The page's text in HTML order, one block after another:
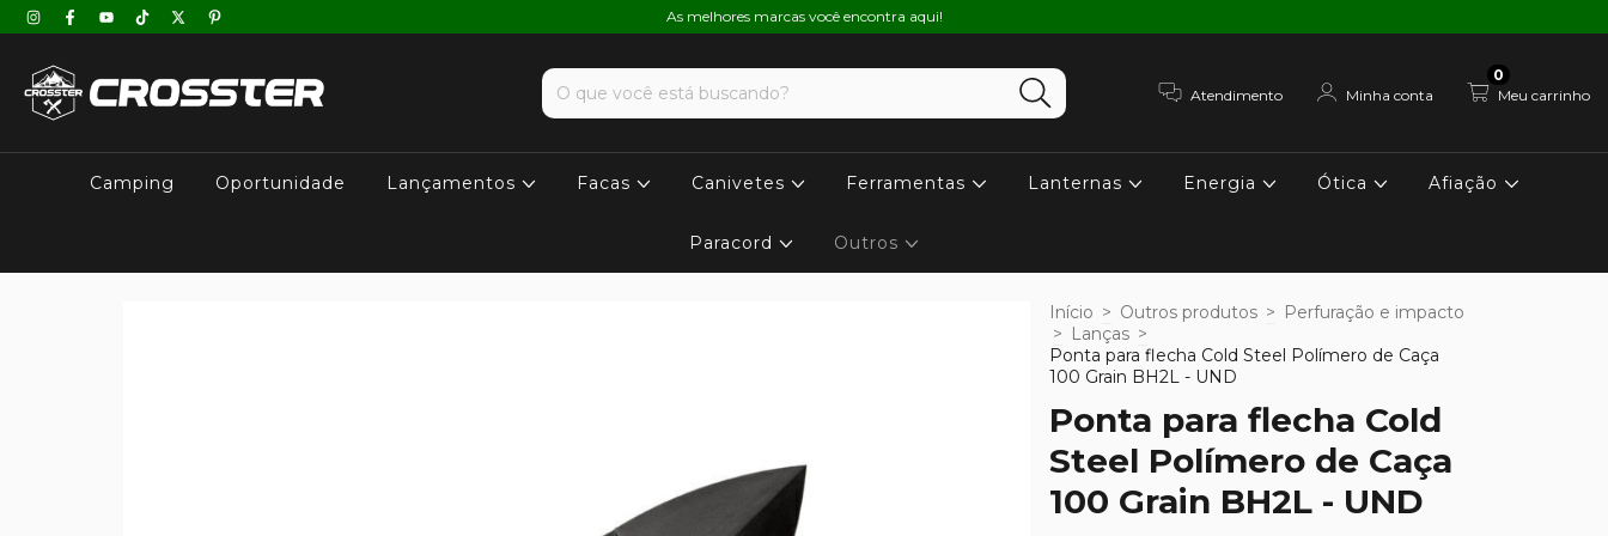
As melhores marcas você encontra aqui!
Atendimento Minha conta Meu carrinho
0
Camping Oportunidade Lançamentos Facas Canivetes Ferramentas Lanternas Energia Ótica Afiação
Paracord Outros
Início > Outros produtos > Perfuração e impacto
> Lanças >
Ponta para flecha Cold Steel Polímero de Caça
100 Grain BH2L - UND
Ponta para flecha Cold
Steel Polímero de Caça
100 Grain BH2L - UND